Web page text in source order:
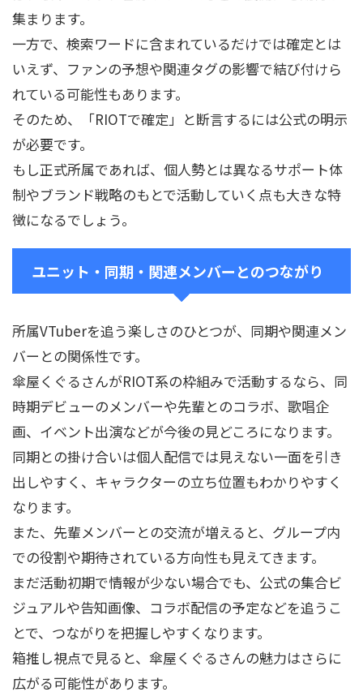
集まります。
一方で、検索ワードに含まれているだけでは確定とは
いえず、ファンの予想や関連タグの影響で結び付けら
れている可能性もあります。
そのため、「RIOTで確定」と断言するには公式の明示
が必要です。
もし正式所属であれば、個人勢とは異なるサポート体
制やブランド戦略のもとで活動していく点も大きな特
徴になるでしょう。
ユニット・同期・関連メンバーとのつながり
所属VTuberを追う楽しさのひとつが、同期や関連メン
バーとの関係性です。
傘屋くぐるさんがRIOT系の枠組みで活動するなら、同
時期デビューのメンバーや先輩とのコラボ、歌唱企
画、イベント出演などが今後の見どころになります。
同期との掛け合いは個人配信では見えない一面を引き
出しやすく、キャラクターの立ち位置もわかりやすく
なります。
また、先輩メンバーとの交流が増えると、グループ内
での役割や期待されている方向性も見えてきます。
まだ活動初期で情報が少ない場合でも、公式の集合ビ
ジュアルや告知画像、コラボ配信の予定などを追うこ
とで、つながりを把握しやすくなります。
箱推し視点で見ると、傘屋くぐるさんの魅力はさらに
広がる可能性があります。